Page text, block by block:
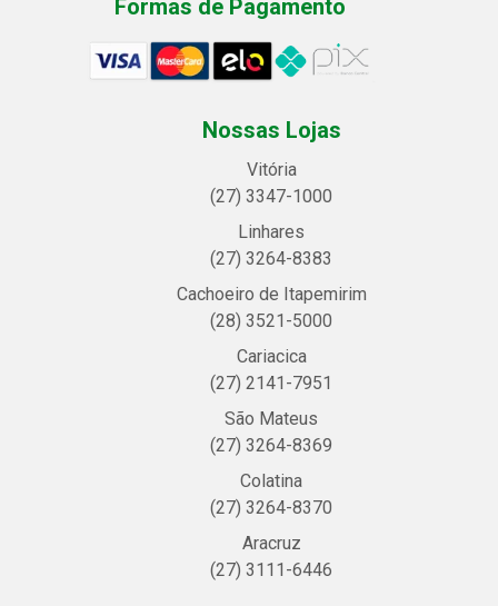
Formas de Pagamento
Nossas Lojas
Vitória
(27) 3347-1000
Linhares
(27) 3264-8383
Cachoeiro de Itapemirim
(28) 3521-5000
Cariacica
(27) 2141-7951
São Mateus
(27) 3264-8369
Colatina
(27) 3264-8370
Aracruz
(27) 3111-6446